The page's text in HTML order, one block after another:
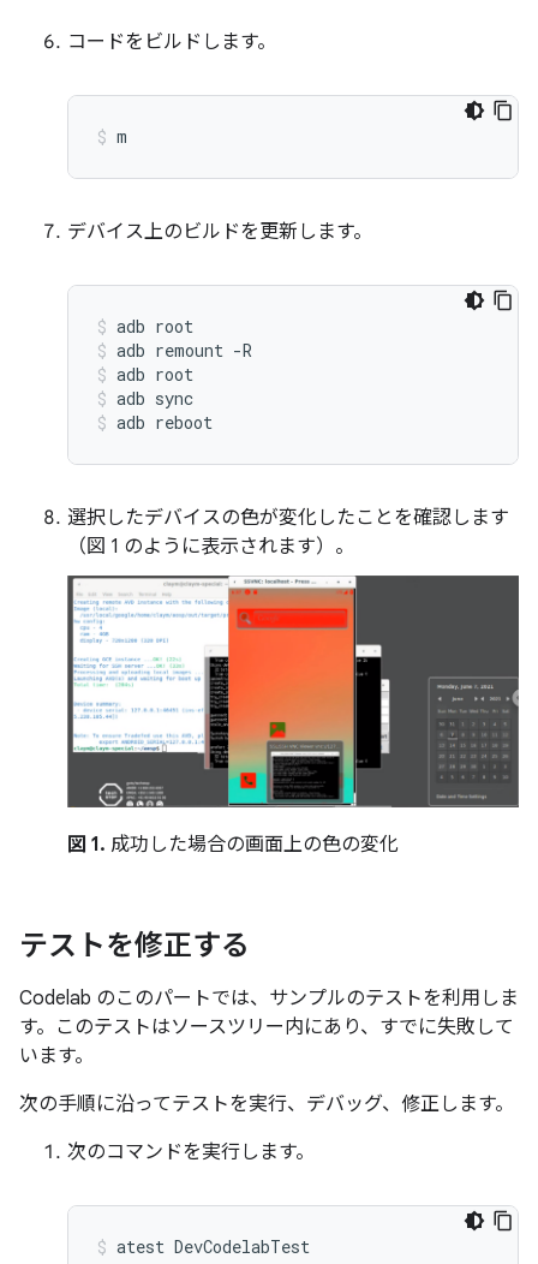
コードをビルドします。
m
デバイス上のビルドを更新します。
adb root
adb remount -R
adb root
adb sync
adb reboot
選択したデバイスの色が変化したことを確認します
（図 1 のように表示されます）。
図 1. 成功した場合の画面上の色の変化
テストを修正する
Codelab のこのパートでは、サンプルのテストを利用しま
す。このテストはソースツリー内にあり、すでに失敗して
います。
次の手順に沿ってテストを実行、デバッグ、修正します。
次のコマンドを実行します。
atest DevCodelabTest